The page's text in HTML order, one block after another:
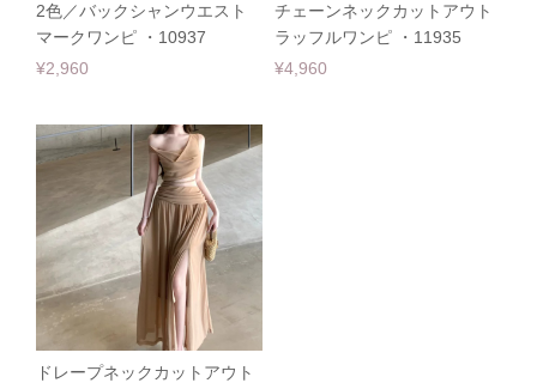
2色／バックシャンウエスト
マークワンピ ・10937
¥2,960
チェーンネックカットアウト
ラッフルワンピ ・11935
¥4,960
ドレープネックカットアウト